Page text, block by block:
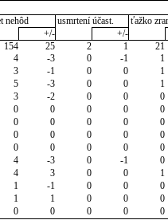
nehôd usmrtení účast. ťažko
+/-
+/-
154 25 2 1 21
4 -3 0 -1 1
3 -1 0 0 1
5 -3 0 0 1
3 -2 0 0 0
0 0 0 0 0
0 0 0 0 0
0 0 0 0 0
0 0 0 0 0
4 -3 0 -1 0
4 3 0 0 1
1 -1 0 0 0
1 1 0 0 0
0 0 0 0 0